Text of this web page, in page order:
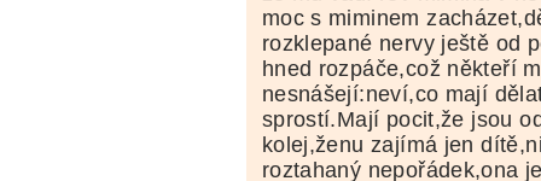
moc s miminem
rozklepané nervy ještě od
hned rozpáče,což někteří
nesnášejí:neví,co mají
sprostí.Mají pocit,že jsou
kolej,ženu zajímá jen
roztahaný nepořádek,ona